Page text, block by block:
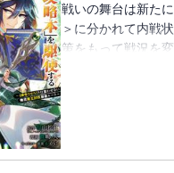
戦いの舞台は新た
＞に分かれて内戦
策をもって戦況を
暗躍する魔炎将軍